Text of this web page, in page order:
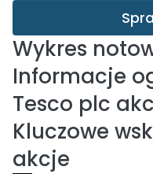
Wykres
Informacje
Tesco plc
Kluczowe
akcje